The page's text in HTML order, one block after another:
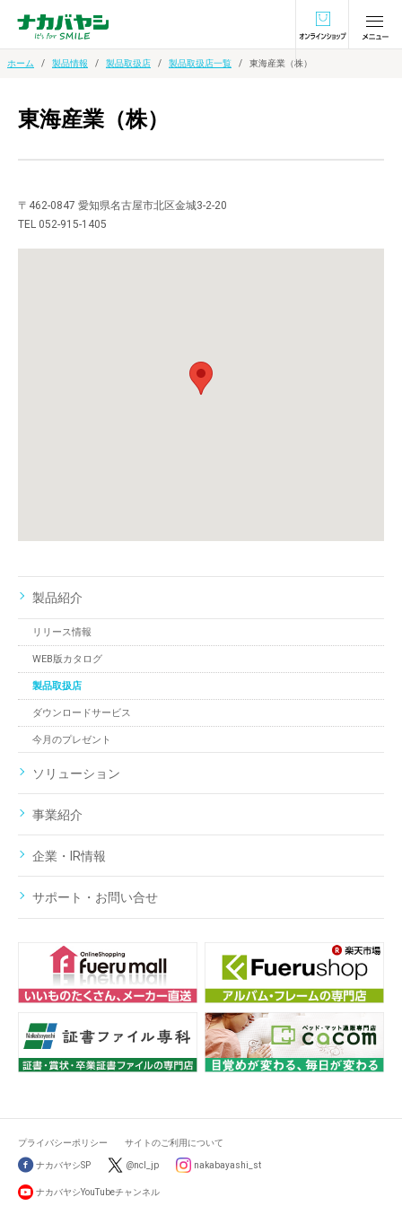
オンラインショ
ホーム 製品情報 製品取扱店 製品取扱店一覧 東海産業（株）
東海産業（株）
〒462-0847 愛知県名古屋市北区金城3-2-20
TEL 052-915-1405
製品紹介
リリース情報
WEB版カタログ
製品取扱店
ダウンロードサービス
今月のプレゼント
ソリューション
事業紹介
企業・IR情報
サポート・お問い合せ
プライバシーポリシー サイトのご利用について
ナカバヤシSP @ncl_jp nakabayashi_st
ナカバヤシYouTubeチャンネル